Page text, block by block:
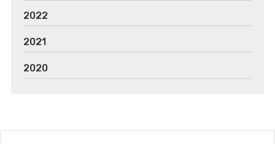
2022
2021
2020